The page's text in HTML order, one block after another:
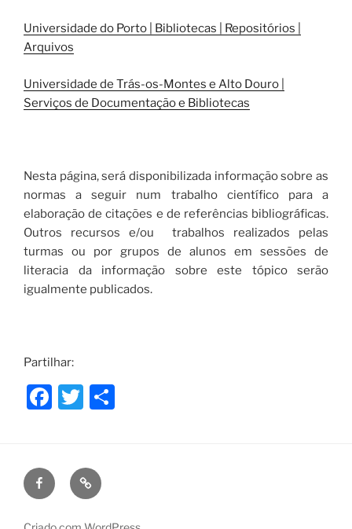
Universidade do Porto | Bibliotecas | Repositórios |
Arquivos
Universidade de Trás-os-Montes e Alto Douro |
Serviços de Documentação e Bibliotecas
Nesta página, será disponibilizada informação sobre as
normas a seguir num trabalho científico para a
elaboração de citações e de referências bibliográficas.
Outros recursos e/ou trabalhos realizados pelas
turmas ou por grupos de alunos em sessões de
literacia da informação sobre este tópico serão
igualmente publicados.
Partilhar:
F
e
b
o
T
er
FacebookPuzzle
de